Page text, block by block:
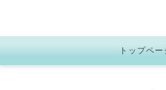
トップペー